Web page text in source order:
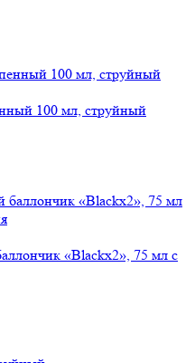
100 мл, струйный
«Blackx2», 75 мл с